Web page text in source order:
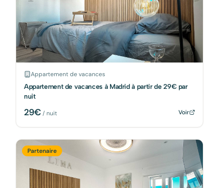
Appartement de vacances
Appartement de vacances à Madrid à partir de 29€ par
nuit
29€/ nuit Voir
Partenaire